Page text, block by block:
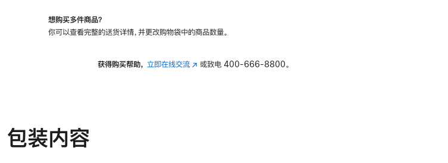
可
斜
想购买多件商品？
你可以查看完整的送货详情，并更改购物袋中的商品数量。
获得购买帮助， 立即在线交流(在 或致电400-666-8800。
包装内容